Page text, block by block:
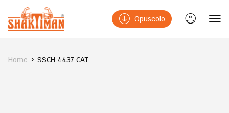
Opuscolo
Home SSCH 4437 CAT